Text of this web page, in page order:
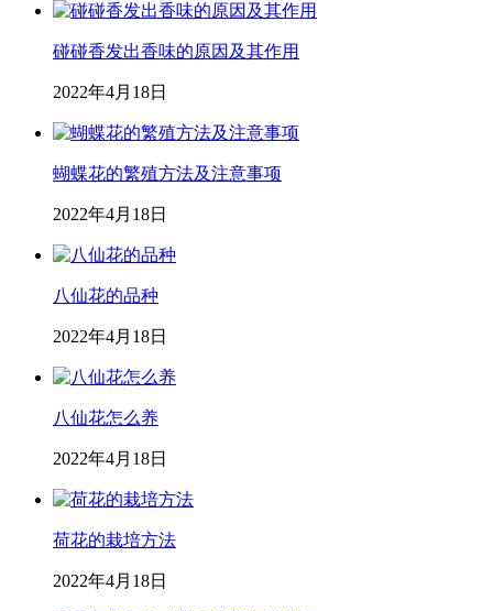
碰碰香发出香味的原因及其作用
2022年4月18日
蝴蝶花的繁殖方法及注意事项
2022年4月18日
八仙花的品种
2022年4月18日
八仙花怎么养
2022年4月18日
荷花的栽培方法
2022年4月18日